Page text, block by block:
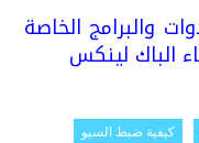
والبرامج الخاصة
الباك لينكس
كيفية ضبط السيو